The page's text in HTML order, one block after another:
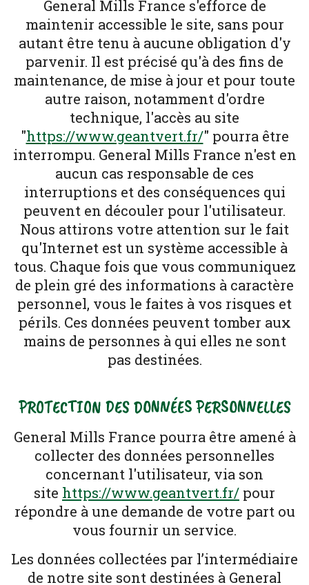
General Mills France s'efforce de
maintenir accessible le site, sans pour
autant être tenu à aucune obligation d'y
parvenir. Il est précisé qu'à des fins de
maintenance, de mise à jour et pour toute
autre raison, notamment d'ordre
technique, l'accès au site
"https://www.geantvert.fr/" pourra être
interrompu. General Mills France n'est en
aucun cas responsable de ces
interruptions et des conséquences qui
peuvent en découler pour l'utilisateur.
Nous attirons votre attention sur le fait
qu'Internet est un système accessible à
tous. Chaque fois que vous communiquez
de plein gré des informations à caractère
personnel, vous le faites à vos risques et
périls. Ces données peuvent tomber aux
mains de personnes à qui elles ne sont
pas destinées.
PROTECTION DES DONNÉES PERSONNELLES
General Mills France pourra être amené à
collecter des données personnelles
concernant l'utilisateur, via son
site https://www.geantvert.fr/ pour
répondre à une demande de votre part ou
vous fournir un service.
Les données collectées par l’intermédiaire
de notre site sont destinées à General